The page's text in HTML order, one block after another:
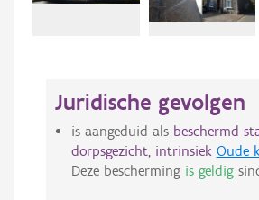
Juridische gevolgen
is aangeduid als beschermd
dorpsgezicht, intrinsiek Oude
Deze bescherming is geldig